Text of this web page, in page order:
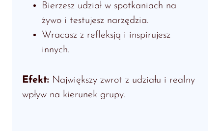
Bierzesz udział w spotkaniach na
żywo i testujesz narzędzia.
Wracasz z refleksją i inspirujesz
innych.
Efekt: Największy zwrot z udziału i realny
wpływ na kierunek grupy.